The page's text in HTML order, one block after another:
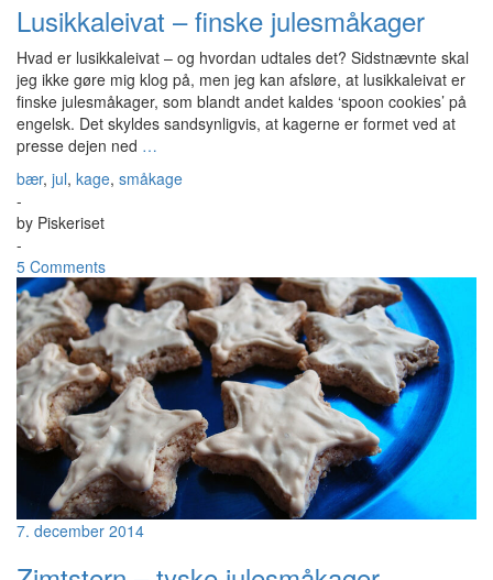
Lusikkaleivat – finske julesmåkager
Hvad er lusikkaleivat – og hvordan udtales det? Sidstnævnte skal
jeg ikke gøre mig klog på, men jeg kan afsløre, at lusikkaleivat er
finske julesmåkager, som blandt andet kaldes ‘spoon cookies’ på
engelsk. Det skyldes sandsynligvis, at kagerne er formet ved at
presse dejen ned …
bær, jul, kage, småkage
-
by Piskeriset
-
5 Comments
7. december 2014